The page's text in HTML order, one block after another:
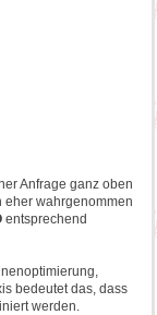
Anfrage ganz oben
eher wahrgenommen
entsprechend
bedeutet das, dass
werden.